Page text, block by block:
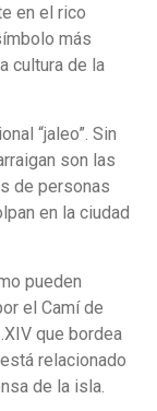
en el rico
más
cultura de la
“jaleo”. Sin
son las
de personas
en la ciudad
pueden
el Camí de
que bordea
relacionado
de la isla.